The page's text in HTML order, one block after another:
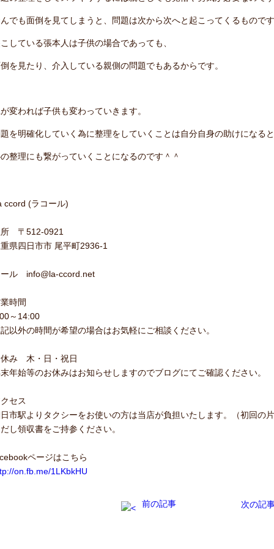
でも面倒を見てしまうと、問題は次から次へと起こってくるものです
している張本人は子供の場合であっても、
を見たり、介入している親側の問題でもあるからです。
変われば子供も変わっていきます。
を明確化していく為に整理をしていくことは自分自身の助けになる
整理にも繋がっていくことになるのです＾＾
ccord (ラコール)
〒512-0921
県四日市市 尾平町2936-1
ール info@la-ccord.net
時間
～14:00
記以外の時間が希望の場合はお気軽にご相談ください。
休み 木・日・祝日
年始等のお休みはお知らせしますのでブログにてご確認ください。
セス
市駅よりタクシーをお使いの方は当店が負担いたします。（初回の片
し領収書をご持参ください。
ページはこちら
on.fb.me/1LKbkHU
前の記事 次の記